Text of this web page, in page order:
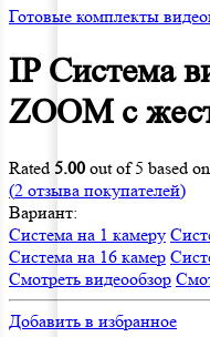
Готовые комплекты
IP Система
ZOOM с
Rated 5.00 out of 5 based on
(2 отзыва покупателей)
Вариант:
Система на 1 камеру
Система на 16 камер
Смотреть видеообзор
Добавить в избранное